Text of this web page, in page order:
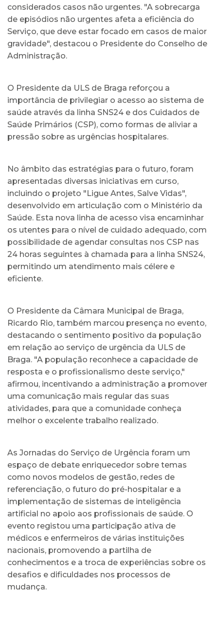
considerados casos não urgentes. "A sobrecarga
de episódios não urgentes afeta a eficiência do
Serviço, que deve estar focado em casos de maior
gravidade", destacou o Presidente do Conselho de
Administração.
O Presidente da ULS de Braga reforçou a
importância de privilegiar o acesso ao sistema de
saúde através da linha SNS24 e dos Cuidados de
Saúde Primários (CSP), como formas de aliviar a
pressão sobre as urgências hospitalares.
No âmbito das estratégias para o futuro, foram
apresentadas diversas iniciativas em curso,
incluindo o projeto "Ligue Antes, Salve Vidas",
desenvolvido em articulação com o Ministério da
Saúde. Esta nova linha de acesso visa encaminhar
os utentes para o nível de cuidado adequado, com
possibilidade de agendar consultas nos CSP nas
24 horas seguintes à chamada para a linha SNS24,
permitindo um atendimento mais célere e
eficiente.
O Presidente da Câmara Municipal de Braga,
Ricardo Rio, também marcou presença no evento,
destacando o sentimento positivo da população
em relação ao serviço de urgência da ULS de
Braga. "A população reconhece a capacidade de
resposta e o profissionalismo deste serviço,"
afirmou, incentivando a administração a promover
uma comunicação mais regular das suas
atividades, para que a comunidade conheça
melhor o excelente trabalho realizado.
As Jornadas do Serviço de Urgência foram um
espaço de debate enriquecedor sobre temas
como novos modelos de gestão, redes de
referenciação, o futuro do pré-hospitalar e a
implementação de sistemas de inteligência
artificial no apoio aos profissionais de saúde. O
evento registou uma participação ativa de
médicos e enfermeiros de várias instituições
nacionais, promovendo a partilha de
conhecimentos e a troca de experiências sobre os
desafios e dificuldades nos processos de
mudança.